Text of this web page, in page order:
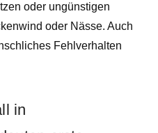
oder ungünstigen
oder Nässe. Auch
Fehlverhalten
in